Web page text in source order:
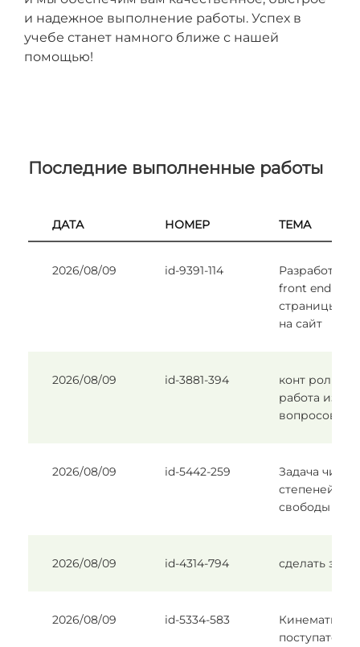
и надежное выполнение работы. Успех в
учебе станет намного ближе с нашей
помощью!
Последние выполненные работы
ДАТА НОМЕР ТЕМА
2026/08/09 id-9391-114
Разработать
front end
страницы
на сайт
2026/08/09 id-3881-394
конт рольная
работа из 5
вопросов
2026/08/09 id-5442-259
Задача число
степеней
свободы
2026/08/09 id-4314-794 сделать
2026/08/09 id-5334-583
Кинематика